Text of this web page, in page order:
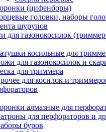
(цифенборы)
головки, наборы
шурупов
для газонокосилок
косильные для
для газонокосилок и
для триммера
для косилок и
алмазные для
для перфораторов и
буров